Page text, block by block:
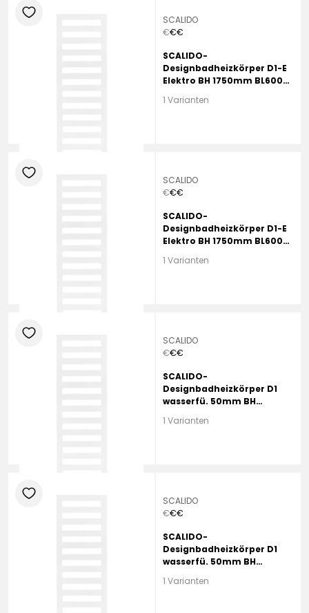
heart
SCALIDO
€€€
SCALIDO-
Designbadheizkörper D1-E
Elektro BH 1750mm BL600
1 Varianten
heart
SCALIDO
€€€
SCALIDO-
Designbadheizkörper D1-E
Elektro BH 1750mm BL600
1 Varianten
heart
SCALIDO
€€€
SCALIDO-
Designbadheizkörper D1
wasserfü. 50mm BH
Quartz
1 Varianten
heart
SCALIDO
€€€
SCALIDO-
Designbadheizkörper D1
wasserfü. 50mm BH
Aluminium
1 Varianten